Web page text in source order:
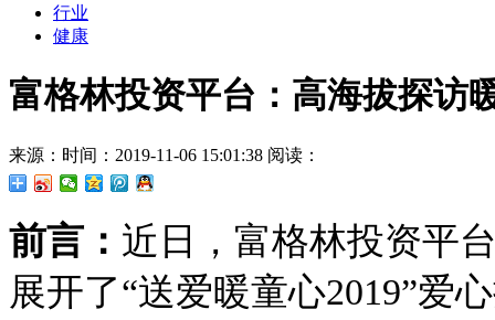
行业
健康
富格林投资平台：高海拔探访
来源： 时间：2019-11-06 15:01:38 阅读：
前言 ： 近日
，富格林投资平
展开了“送爱暖童心2019”爱心